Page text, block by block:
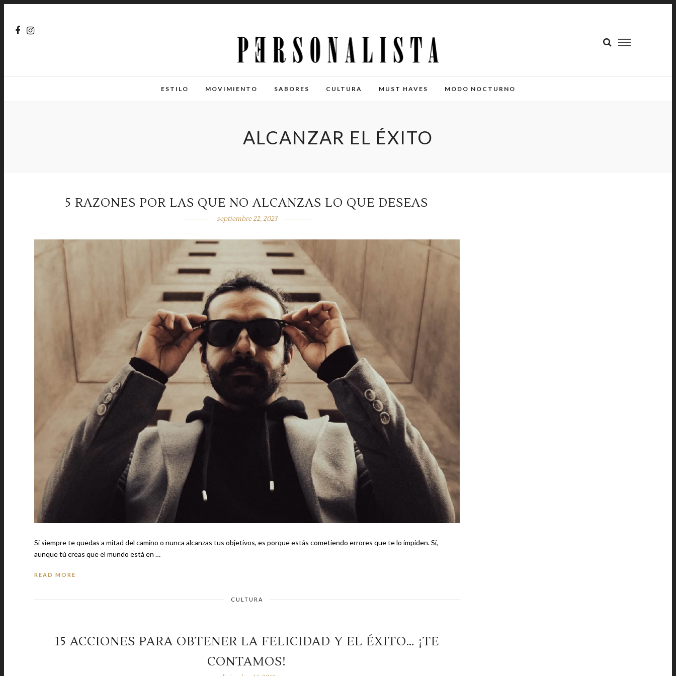
ESTILO MOVIMIENTO SABORES CULTURA MUST HAVES MODO NOCTURNO
ALCANZAR EL ÉXITO
5 RAZONES POR LAS QUE NO ALCANZAS LO QUE DESEAS
septiembre 22, 2023
Si siempre te quedas a mitad del camino o nunca alcanzas tus objetivos, es porque estás cometiendo errores que te lo impiden. Sí,
aunque tú creas que el mundo está en …
READ MORE
CULTURA
15 ACCIONES PARA OBTENER LA FELICIDAD Y EL ÉXITO… ¡TE
CONTAMOS!